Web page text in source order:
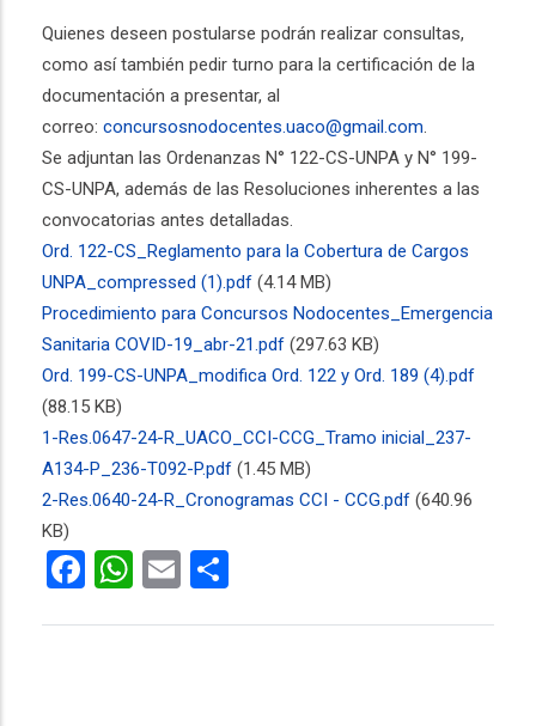
Quienes deseen postularse podrán realizar consultas,
como así también pedir turno para la certificación de la
documentación a presentar, al
correo: concursosnodocentes.uaco@gmail.com.
Se adjuntan las Ordenanzas N° 122-CS-UNPA y N° 199-
CS-UNPA, además de las Resoluciones inherentes a las
convocatorias antes detalladas.
Ord. 122-CS_Reglamento para la Cobertura de Cargos
UNPA_compressed (1).pdf (4.14 MB)
Procedimiento para Concursos Nodocentes_Emergencia
Sanitaria COVID-19_abr-21.pdf (297.63 KB)
Ord. 199-CS-UNPA_modifica Ord. 122 y Ord. 189 (4).pdf
(88.15 KB)
1-Res.0647-24-R_UACO_CCI-CCG_Tramo inicial_237-
A134-P_236-T092-P.pdf (1.45 MB)
2-Res.0640-24-R_Cronogramas CCI - CCG.pdf (640.96
KB)
Facebook
WhatsApp
Email